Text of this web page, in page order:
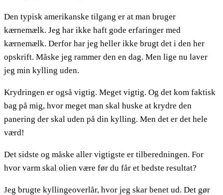
Den typisk amerikanske tilgang er at man bruger
kærnemælk. Jeg har ikke haft gode erfaringer med
kærnemælk. Derfor har jeg heller ikke brugt det i den her
opskrift. Måske jeg rammer den en dag. Men lige nu laver
jeg min kylling uden.
Krydringen er også vigtig. Meget vigtig. Og det kom faktisk
bag på mig, hvor meget man skal huske at krydre den
panering der skal uden på din kylling. Men det er det hele
værd!
Det sidste og måske aller vigtigste er tilberedningen. For
hvor varm skal olien være før du får et bedste resultat?
Jeg brugte kyllingeoverlår, hvor jeg skar benet ud. Det gør